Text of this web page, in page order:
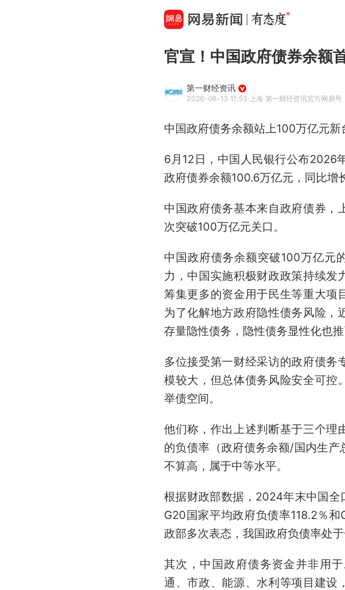
官宣！中国政府债券余额
第一财经资讯
2026-06-13 11:53·上海·第一财经资讯官方网易号
中国政府债务余额站上100万亿元新
6月12日，中国人民银行公布2026
政府债券余额100.6万亿元，同比增长
中国政府债务基本来自政府债券，
次突破100万亿元关口。
中国政府债务余额突破100万亿元
力，中国实施积极财政政策持续发
筹集更多的资金用于民生等重大项
为了化解地方政府隐性债务风险，
存量隐性债务，隐性债务显性化也推
多位接受第一财经采访的政府债务
模较大，但总体债务风险安全可控
举债空间。
他们称，作出上述判断基于三个理
的负债率（政府债务余额/国内生
不算高，属于中等水平。
根据财政部数据，2024年末中国
G20国家平均政府负债率118.2％
政部多次表态，我国政府负债率处
其次，中国政府债务资金并非用
通、市政、能源、水利等项目建设